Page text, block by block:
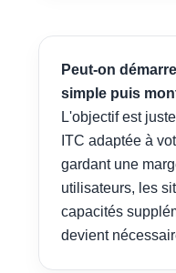
Peut-on
simple puis
L'objectif est
ITC adaptée à
gardant une
utilisateurs, les
capacités
devient